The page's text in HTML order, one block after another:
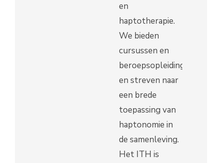
en
haptotherapie.
We bieden
cursussen en
beroepsopleidingen
en streven naar
een brede
toepassing van
haptonomie in
de samenleving.
Het ITH is